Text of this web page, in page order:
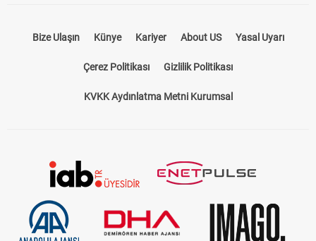
Bize Ulaşın Künye Kariyer About US Yasal Uyarı
Çerez Politikası Gizlilik Politikası
KVKK Aydınlatma Metni Kurumsal